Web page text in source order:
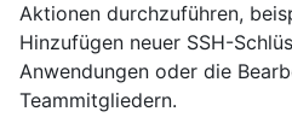
Aktionen durchzuführen,
Hinzufügen neuer SSH-
Anwendungen oder die
Teammitgliedern.